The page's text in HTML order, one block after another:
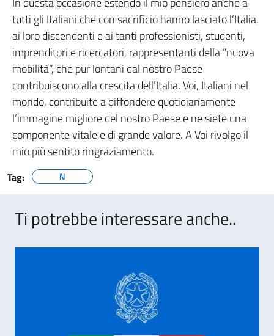
tutti gli Italiani che con sacrificio hanno lasciato l’Italia,
ai loro discendenti e ai tanti professionisti, studenti,
imprenditori e ricercatori, rappresentanti della “nuova
mobilità”, che pur lontani dal nostro Paese
contribuiscono alla crescita dell’Italia. Voi, Italiani nel
mondo, contribuite a diffondere quotidianamente
l’immagine migliore del nostro Paese e ne siete una
componente vitale e di grande valore. A Voi rivolgo il
mio più sentito ringraziamento.
Tag: N
Ti potrebbe interessare anche..